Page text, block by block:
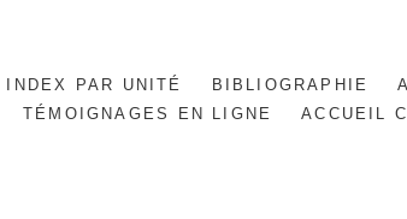
INDEX PAR UNITÉ BIBLIOGRAPHIE
TÉMOIGNAGES EN LIGNE
ACCUEIL